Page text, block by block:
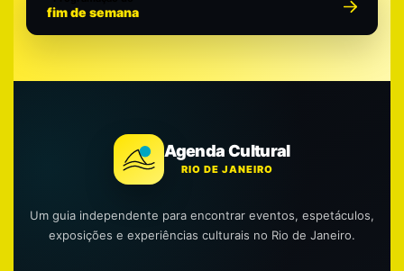
fim de semana
Agenda Cultural
RIO DE JANEIRO
Um guia independente para encontrar eventos, espetáculos,
exposições e experiências culturais no Rio de Janeiro.